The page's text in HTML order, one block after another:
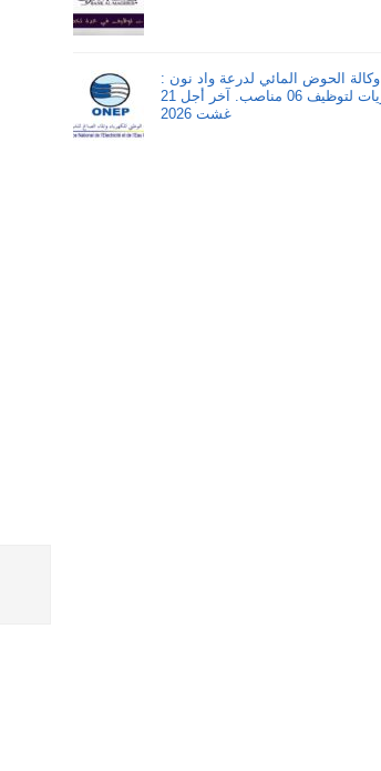
وكالة الحوض المائي لدرعة واد نون :
مباريات لتوظيف 06 مناصب. آخر أجل 21
غشت 2026